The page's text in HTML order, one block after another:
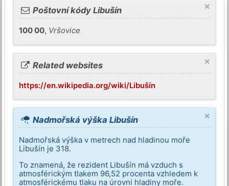
×
Poštovní kódy Libušín
100 00, Vršovice
×
Related websites
https://en.wikipedia.org/wiki/Libušín
×
Nadmořská výška Libušín
Nadmořská výška v metrech nad hladinou moře
Libušín je 318.
To znamená, že rezident Libušín má vzduch s
atmosférickým tlakem 96,52 procenta vzhledem k
atmosférickému tlaku na úrovni hladiny moře.